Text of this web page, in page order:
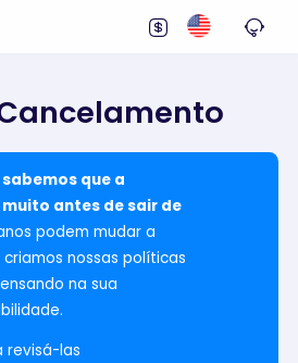
que a
antes de sair de
podem mudar a
nossas políticas
na sua
revisá-las